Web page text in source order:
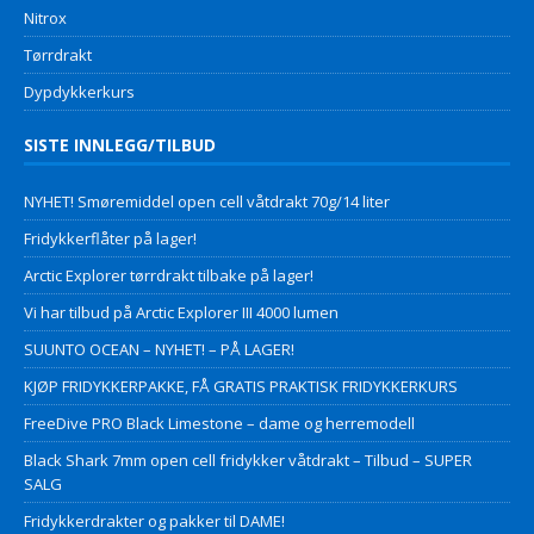
Nitrox
Tørrdrakt
Dypdykkerkurs
SISTE INNLEGG/TILBUD
NYHET! Smøremiddel open cell våtdrakt 70g/14 liter
Fridykkerflåter på lager!
Arctic Explorer tørrdrakt tilbake på lager!
Vi har tilbud på Arctic Explorer III 4000 lumen
SUUNTO OCEAN – NYHET! – PÅ LAGER!
KJØP FRIDYKKERPAKKE, FÅ GRATIS PRAKTISK FRIDYKKERKURS
FreeDive PRO Black Limestone – dame og herremodell
Black Shark 7mm open cell fridykker våtdrakt – Tilbud – SUPER
SALG
Fridykkerdrakter og pakker til DAME!